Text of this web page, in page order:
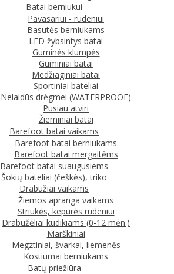
Batai berniukui
Pavasariui - rudeniui
Basutės berniukams
LED žybsintys batai
Guminės klumpės
Guminiai batai
Medžiaginiai batai
Sportiniai bateliai
Nelaidūs drėgmei (WATERPROOF)
Pusiau atviri
Žieminiai batai
Barefoot batai vaikams
Barefoot batai berniukams
Barefoot batai mergaitėms
Barefoot batai suaugusiems
Šokių bateliai (češkės), triko
Drabužiai vaikams
Žiemos apranga vaikams
Striukės, kepurės rudeniui
Drabužėliai kūdikiams (0-12 mėn.)
Marškiniai
Megztiniai, švarkai, liemenės
Kostiumai berniukams
Batų priežiūra